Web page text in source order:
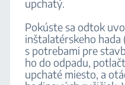
upchatý.
Pokúste sa odtok
inštalatérskeho hada
s potrebami pre
ho do odpadu,
upchaté miesto, a